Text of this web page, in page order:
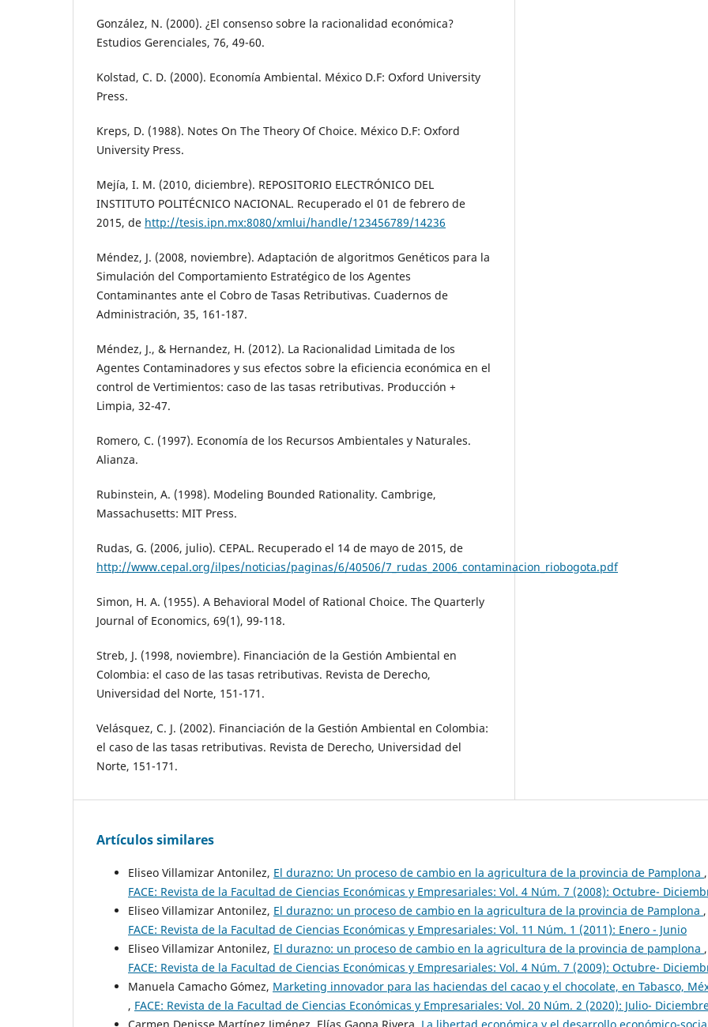
González, N. (2000). ¿El consenso sobre la racionalidad económica?
Estudios Gerenciales, 76, 49-60.
Kolstad, C. D. (2000). Economía Ambiental. México D.F: Oxford University
Press.
Kreps, D. (1988). Notes On The Theory Of Choice. México D.F: Oxford
University Press.
Mejía, I. M. (2010, diciembre). REPOSITORIO ELECTRÓNICO DEL
INSTITUTO POLITÉCNICO NACIONAL. Recuperado el 01 de febrero de
2015, de http://tesis.ipn.mx:8080/xmlui/handle/123456789/14236
Méndez, J. (2008, noviembre). Adaptación de algoritmos Genéticos para la
Simulación del Comportamiento Estratégico de los Agentes
Contaminantes ante el Cobro de Tasas Retributivas. Cuadernos de
Administración, 35, 161-187.
Méndez, J., & Hernandez, H. (2012). La Racionalidad Limitada de los
Agentes Contaminadores y sus efectos sobre la eficiencia económica en el
control de Vertimientos: caso de las tasas retributivas. Producción +
Limpia, 32-47.
Romero, C. (1997). Economía de los Recursos Ambientales y Naturales.
Alianza.
Rubinstein, A. (1998). Modeling Bounded Rationality. Cambrige,
Massachusetts: MIT Press.
Rudas, G. (2006, julio). CEPAL. Recuperado el 14 de mayo de 2015, de
http://www.cepal.org/ilpes/noticias/paginas/6/40506/7_rudas_2006_contaminacion_riobogota.pdf
Simon, H. A. (1955). A Behavioral Model of Rational Choice. The Quarterly
Journal of Economics, 69(1), 99-118.
Streb, J. (1998, noviembre). Financiación de la Gestión Ambiental en
Colombia: el caso de las tasas retributivas. Revista de Derecho,
Universidad del Norte, 151-171.
Velásquez, C. J. (2002). Financiación de la Gestión Ambiental en Colombia:
el caso de las tasas retributivas. Revista de Derecho, Universidad del
Norte, 151-171.
Artículos similares
Eliseo Villamizar Antonilez, El durazno: Un proceso de cambio en la agricultura de la provincia de Pamplona ,
FACE: Revista de la Facultad de Ciencias Económicas y Empresariales: Vol. 4 Núm. 7 (2008): Octubre-
Eliseo Villamizar Antonilez, El durazno: un proceso de cambio en la agricultura de la provincia de Pamplona ,
FACE: Revista de la Facultad de Ciencias Económicas y Empresariales: Vol. 11 Núm. 1 (2011): Enero - Junio
Eliseo Villamizar Antonilez, El durazno: un proceso de cambio en la agricultura de la provincia de pamplona ,
FACE: Revista de la Facultad de Ciencias Económicas y Empresariales: Vol. 4 Núm. 7 (2009): Octubre-
Manuela Camacho Gómez, Marketing innovador para las haciendas del cacao y el chocolate, en Tabasco,
, FACE: Revista de la Facultad de Ciencias Económicas y Empresariales: Vol. 20 Núm. 2 (2020): Julio-